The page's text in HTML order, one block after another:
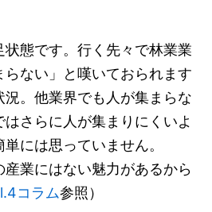
状態です。行く先々で林業業
ない」と嘆いておられます
況。他業界でも人が集まらな
さらに人が集まりにくいよ
には思っていません。
業にはない魅力があるから
コラム参照）